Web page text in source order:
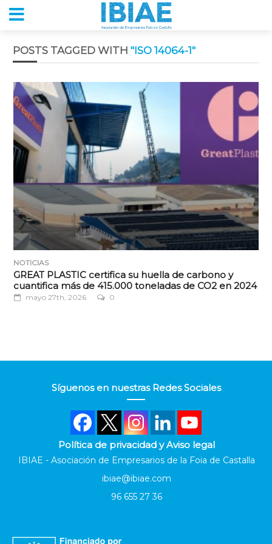
POSTS TAGGED WITH "ISO 14064-1"
NOTICIAS
GREAT PLASTIC certifica su huella de carbono y
cuantifica más de 415.000 toneladas de CO2 en 2024
mayo 27th, 2026 0
Síguenos en nuestras Redes Sociales
Política de privacidad y Aviso legal
IBIAE - Asociación de Empresarios de la Foia de Castalla
ibiae@ibiae.com
96 655 27 36